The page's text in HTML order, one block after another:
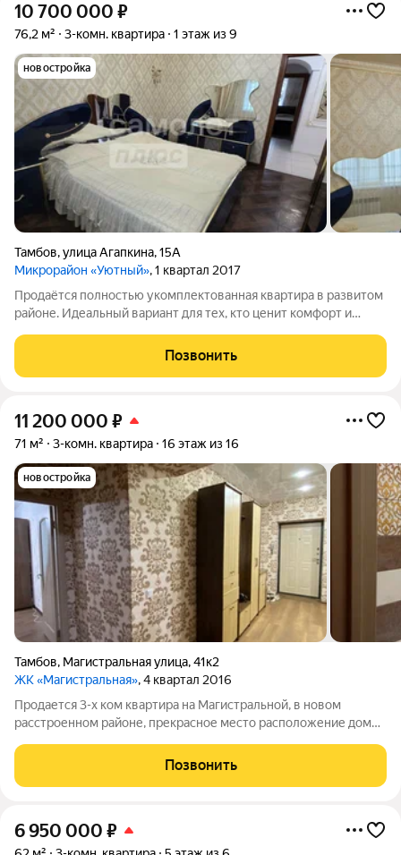
10 700 000 ₽
76,2 м² 3-комн. квартира 1 этаж из 9
новостройка
Тамбов,улица Агапкина,15А
Микрорайон «Уютный», 1 квартал 2017
Продаётся полностью укомплектованная квартира в развитом
районе. Идеальный вариант для тех, кто ценит комфорт и
Дизайнерские потолки: «Парящие» конструкции со световыми
линиями создают современное и
Позвонить
11 200 000 ₽
71 м² 3-комн. квартира 16 этаж из 16
новостройка
Тамбов, Магистральная улица,41к2
ЖК «Магистральная», 4 квартал 2016
Продается 3-х ком квартира на Магистральной, в новом
расстроенном районе, прекрасное место расположение домов
Квартира не угловая, комнаты расположены на разные
стороны. Квартира с обычным хорошим
Позвонить
6 950 000 ₽